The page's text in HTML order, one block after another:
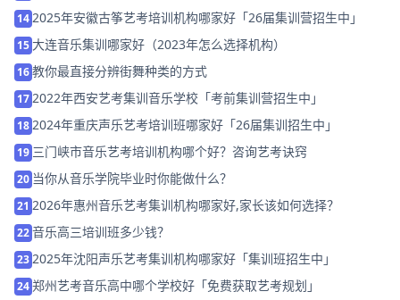
14 2025年安徽古筝艺考培训机构哪家好「26届集训营招生中」
15大连音乐集训哪家好（2023年怎么选择机构）
16教你最直接分辨街舞种类的方式
17 2022年西安艺考集训音乐学校「考前集训营招生中」
18 2024年重庆声乐艺考培训班哪家好「26届集训招生中」
19 三门峡市音乐艺考培训机构哪个好？咨询艺考诀窍
20 当你从音乐学院毕业时你能做什么？
21 2026年惠州音乐艺考集训机构哪家好,家长该如何选择？
22音乐高三培训班多少钱？
23 2025年沈阳声乐艺考集训机构哪家好「集训班招生中」
24郑州艺考音乐高中哪个学校好「免费获取艺考规划」